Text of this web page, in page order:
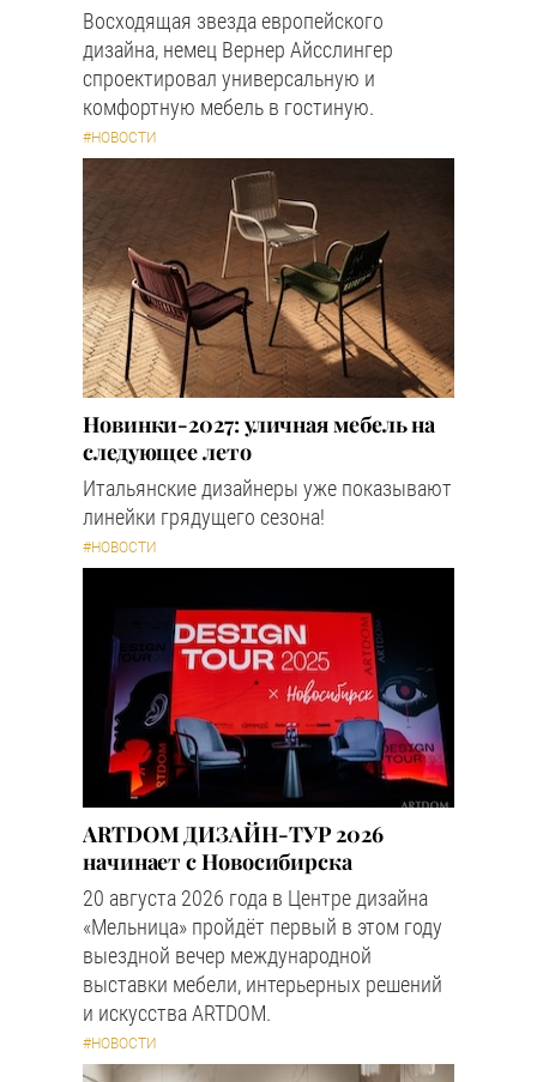
Восходящая звезда европейского
дизайна, немец Вернер Айсслингер
спроектировал универсальную и
комфортную мебель в гостиную.
#НОВОСТИ
Новинки-2027: уличная мебель на
следующее лето
Итальянские дизайнеры уже показывают
линейки грядущего сезона!
#НОВОСТИ
ARTDOM ДИЗАЙН-ТУР 2026
начинает с Новосибирска
20 августа 2026 года в Центре дизайна
«Мельница» пройдёт первый в этом году
выездной вечер международной
выставки мебели, интерьерных решений
и искусства ARTDOM.
#НОВОСТИ